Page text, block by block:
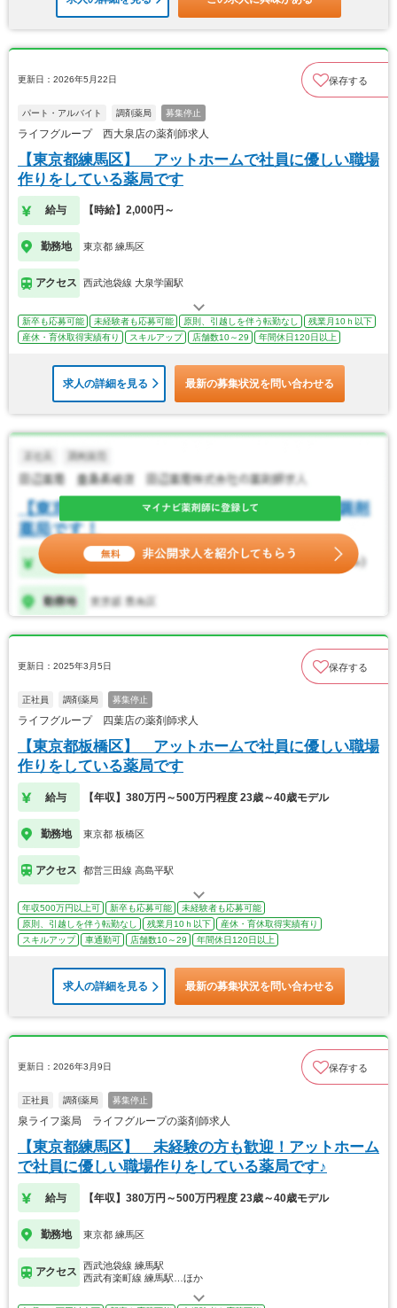
更新日：2026年5月22日 保存する
パート・アルバイト 調剤薬局 募集停止
ライフグループ 西大泉店の薬剤師求人
【東京都練馬区】 アットホームで社員に優しい職場
作りをしている薬局です
給与 【時給】2,000円～
勤務地 東京都 練馬区
アクセス 西武池袋線 大泉学園駅
新卒も応募可能 未経験者も応募可能 原則、引越しを伴う転勤なし
残業月10ｈ以下
産休・育休取得実績有り
スキルアップ 店舗数10～29 年間休日120日以上
求人の詳細を見る 最新の募集状況を問い合わせる
更新日：2025年3月5日 保存する
正社員 調剤薬局 募集停止
ライフグループ 四葉店の薬剤師求人
【東京都板橋区】 アットホームで社員に優しい職場
作りをしている薬局です
給与 【年収】380万円～500万円程度 23歳～40歳モデル
勤務地 東京都 板橋区
アクセス 都営三田線 高島平駅
年収500万円以上可 新卒も応募可能
未経験者も応募可能
原則、引越しを伴う転勤なし
残業月10ｈ以下
産休・育休取得実績有り
スキルアップ
車通勤可 店舗数10～29 年間休日120日以上
求人の詳細を見る 最新の募集状況を問い合わせる
更新日：2026年3月9日 保存する
正社員 調剤薬局 募集停止
泉ライフ薬局 ライフグループの薬剤師求人
【東京都練馬区】 未経験の方も歓迎！アットホーム
で社員に優しい職場作りをしている薬局です♪
給与 【年収】380万円～500万円程度 23歳～40歳モデル
勤務地 東京都 練馬区
アクセス
西武池袋線 練馬駅
西武有楽町線 練馬駅…ほか